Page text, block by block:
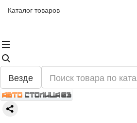
Каталог товаров
Везде